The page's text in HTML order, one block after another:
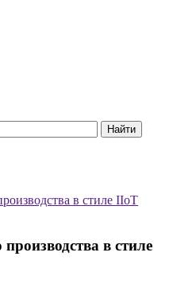
Найти
в стиле IIoT
в стиле